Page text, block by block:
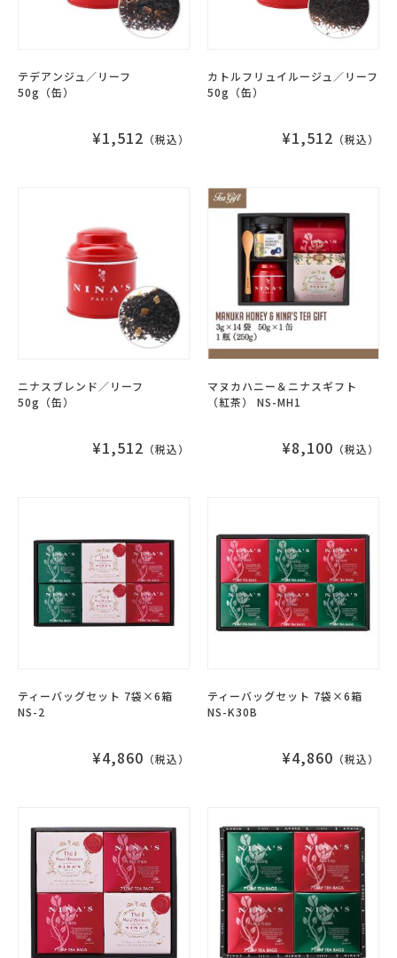
テデアンジュ／リーフ
50g（缶）
¥1,512 （税込）
カトルフリュイルージュ／リーフ
50g（缶）
¥1,512 （税込）
ニナスブレンド／リーフ
50g（缶）
¥1,512 （税込）
マヌカハニー＆ニナスギフト
（紅茶） NS-MH1
¥8,100 （税込）
ティーバッグセット 7袋×6箱
NS-2
¥4,860 （税込）
ティーバッグセット 7袋×6箱
NS-K30B
¥4,860 （税込）